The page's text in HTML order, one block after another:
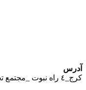
آدرس
كرج_٤ راه نبوت _مجتمع تجارى مهستان واحد ٦٢